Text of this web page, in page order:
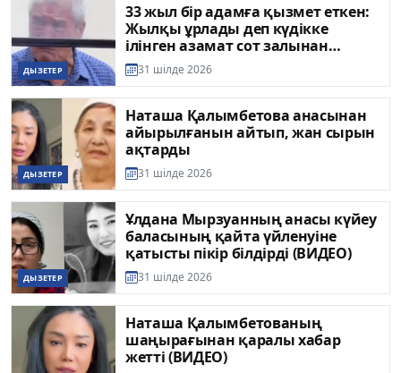
ДЫЗЕТЕР
33 жыл бір адамға қызмет еткен:
Жылқы ұрлады деп күдікке
ілінген азамат сот залынан
ақталып шықты (ВИДЕО)
31 шілде 2026
ДЫЗЕТЕР
Наташа Қалымбетова анасынан
айырылғанын айтып, жан сырын
ақтарды
31 шілде 2026
ДЫЗЕТЕР
Ұлдана Мырзуанның анасы күйеу
баласының қайта үйленуіне
қатысты пікір білдірді (ВИДЕО)
31 шілде 2026
Наташа Қалымбетованың
шаңырағынан қаралы хабар
жетті (ВИДЕО)